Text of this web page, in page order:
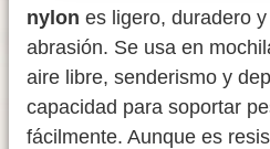
nylon es ligero, duradero
abrasión. Se usa en
aire libre, senderismo y
capacidad para soportar
fácilmente. Aunque es